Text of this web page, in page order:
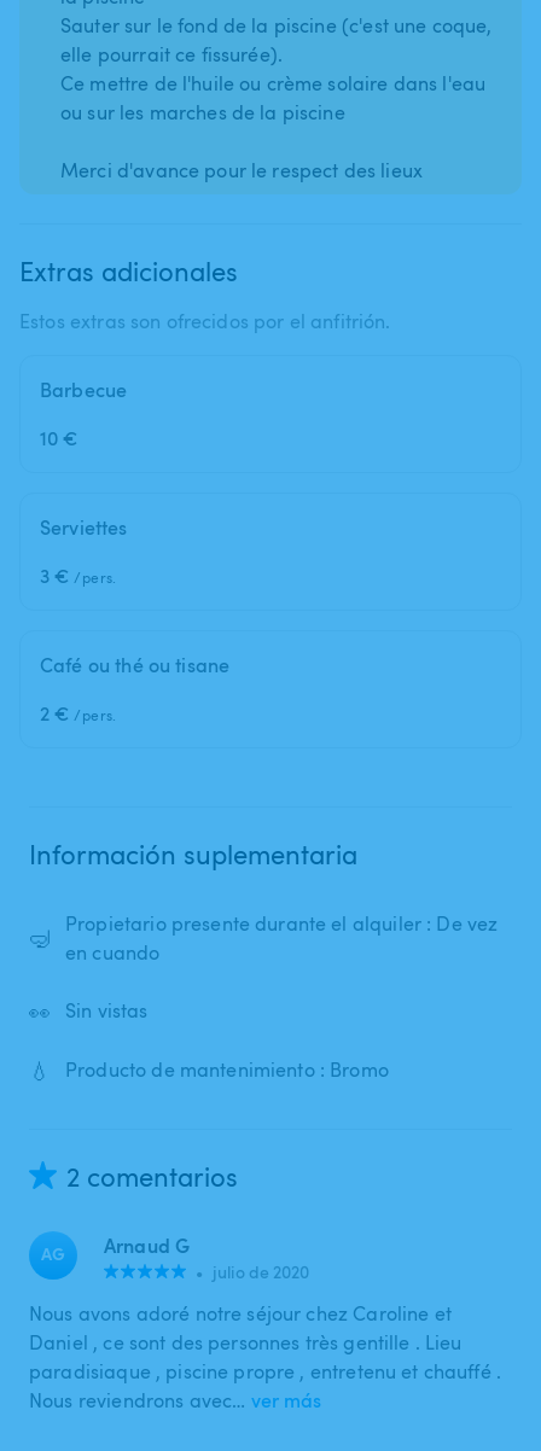
Sauter sur le fond de la piscine (c'est une coque,
elle pourrait ce fissurée).
Ce mettre de l'huile ou crème solaire dans l'eau
ou sur les marches de la piscine
Extras adicionales
Estos extras son ofrecidos por el anfitrión.
Barbecue
10 €
Serviettes
3 € /pers.
Café ou thé ou tisane
2 € /pers.
Información suplementaria
🤿
Propietario presente durante el alquiler : De vez
en cuando
👀 Sin vistas
💧 Producto de mantenimiento : Bromo
2 comentarios
AG Arnaud G
• julio de 2020
Nous avons adoré notre séjour chez Caroline et
Daniel , ce sont des personnes très gentille . Lieu
paradisiaque , piscine propre , entretenu et chauffé .
Nous reviendrons avec… ver más